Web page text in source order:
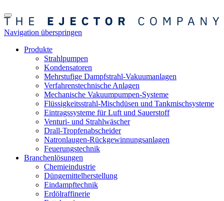
Navigation überspringen
Produkte
Strahlpumpen
Kondensatoren
Mehrstufige Dampfstrahl-Vakuumanlagen
Verfahrenstechnische Anlagen
Mechanische Vakuumpumpen-Systeme
Flüssigkeitsstrahl-Mischdüsen und Tankmischsysteme
Eintragssysteme für Luft und Sauerstoff
Venturi- und Strahlwäscher
Drall-Tropfenabscheider
Natronlaugen-Rückgewinnungsanlagen
Feuerungstechnik
Branchenlösungen
Chemieindustrie
Düngemittelherstellung
Eindampftechnik
Erdölraffinerie